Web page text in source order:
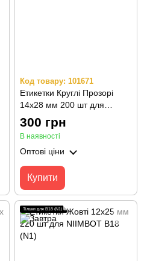
Код товару: 101671
Етикетки Круглі Прозорі
14х28 мм 200 шт для
NIIMBOT B18 (N1)
300 грн
В наявності
Оптові ціни
Купити
Тільки для B18 (N1)